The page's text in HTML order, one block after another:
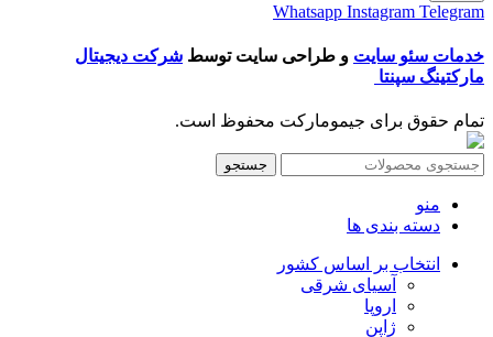
Whatsapp Instagram Telegram
خدمات سئو سایت و طراحی سایت توسط شرکت دیجیتال
مارکتینگ سپنتا
تمام حقوق برای جیمومارکت محفوظ است.
جستجو
منو
دسته بندی ها
انتخاب بر اساس کشور
آسیای شرقی
اروپا
ژاپن